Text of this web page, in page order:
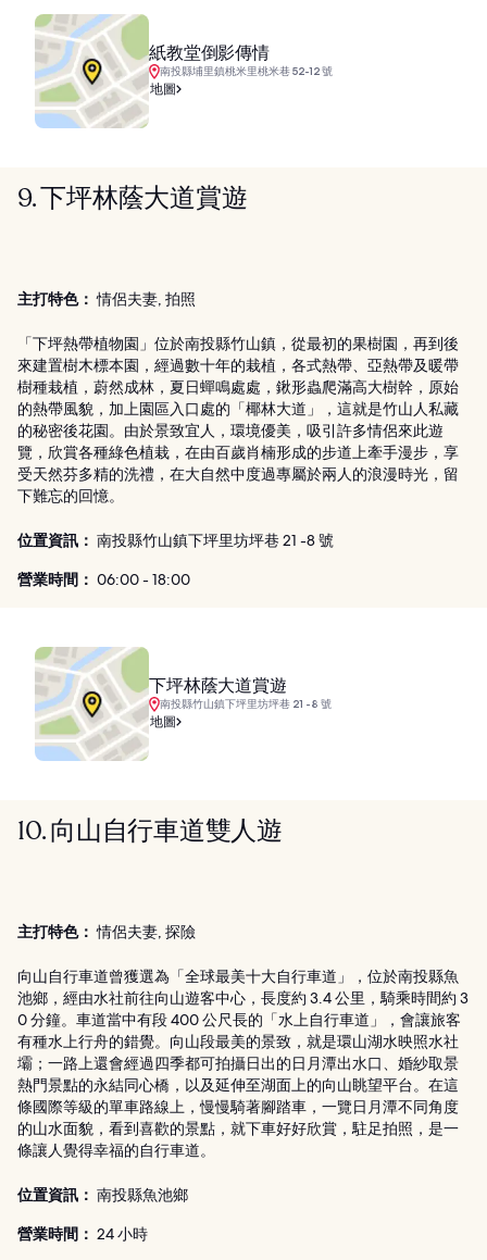
紙教堂倒影傳情
南投縣埔里鎮桃米里桃米巷 52-12 號
地圖
9. 下坪林蔭大道賞遊
主打特色： 情侶夫妻, 拍照
「下坪熱帶植物園」位於南投縣竹山鎮，從最初的果樹園，再到後
來建置樹木標本園，經過數十年的栽植，各式熱帶、亞熱帶及暖帶
樹種栽植，蔚然成林，夏日蟬鳴處處，鍬形蟲爬滿高大樹幹，原始
的熱帶風貌，加上園區入口處的「椰林大道」，這就是竹山人私藏
的秘密後花園。由於景致宜人，環境優美，吸引許多情侶來此遊
覽，欣賞各種綠色植栽，在由百歲肖楠形成的步道上牽手漫步，享
受天然芬多精的洗禮，在大自然中度過專屬於兩人的浪漫時光，留
下難忘的回憶。
位置資訊： 南投縣竹山鎮下坪里坊坪巷 21 -8 號
營業時間： 06:00 - 18:00
下坪林蔭大道賞遊
南投縣竹山鎮下坪里坊坪巷 21 -8 號
地圖
10. 向山自行車道雙人遊
主打特色： 情侶夫妻, 探險
向山自行車道曾獲選為「全球最美十大自行車道」，位於南投縣魚
池鄉，經由水社前往向山遊客中心，長度約 3.4 公里，騎乘時間約 3
0 分鐘。車道當中有段 400 公尺長的「水上自行車道」，會讓旅客
有種水上行舟的錯覺。向山段最美的景致，就是環山湖水映照水社
壩；一路上還會經過四季都可拍攝日出的日月潭出水口、婚紗取景
熱門景點的永結同心橋，以及延伸至湖面上的向山眺望平台。在這
條國際等級的單車路線上，慢慢騎著腳踏車，一覽日月潭不同角度
的山水面貌，看到喜歡的景點，就下車好好欣賞，駐足拍照，是一
條讓人覺得幸福的自行車道。
位置資訊： 南投縣魚池鄉
營業時間： 24 小時